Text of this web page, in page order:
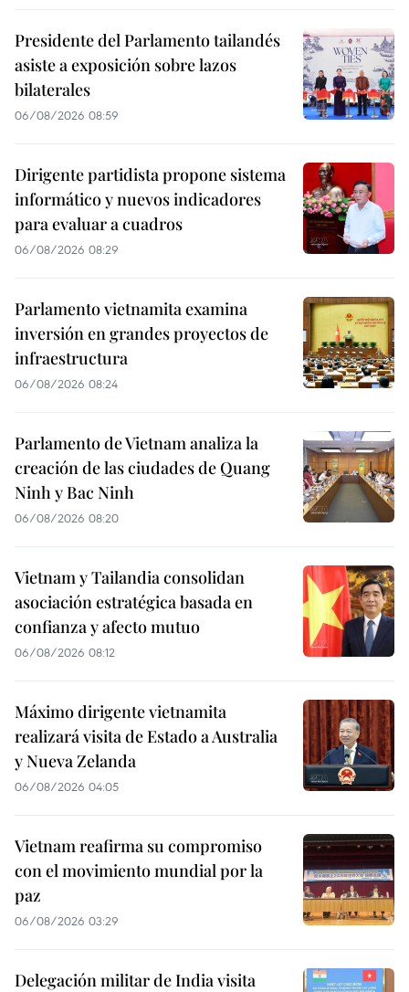
Presidente del Parlamento tailandés
asiste a exposición sobre lazos
bilaterales
06/08/2026 08:59
Dirigente partidista propone sistema
informático y nuevos indicadores
para evaluar a cuadros
06/08/2026 08:29
Parlamento vietnamita examina
inversión en grandes proyectos de
infraestructura
06/08/2026 08:24
Parlamento de Vietnam analiza la
creación de las ciudades de Quang
Ninh y Bac Ninh
06/08/2026 08:20
Vietnam y Tailandia consolidan
asociación estratégica basada en
confianza y afecto mutuo
06/08/2026 08:12
Máximo dirigente vietnamita
realizará visita de Estado a Australia
y Nueva Zelanda
06/08/2026 04:05
Vietnam reafirma su compromiso
con el movimiento mundial por la
paz
06/08/2026 03:29
Delegación militar de India visita